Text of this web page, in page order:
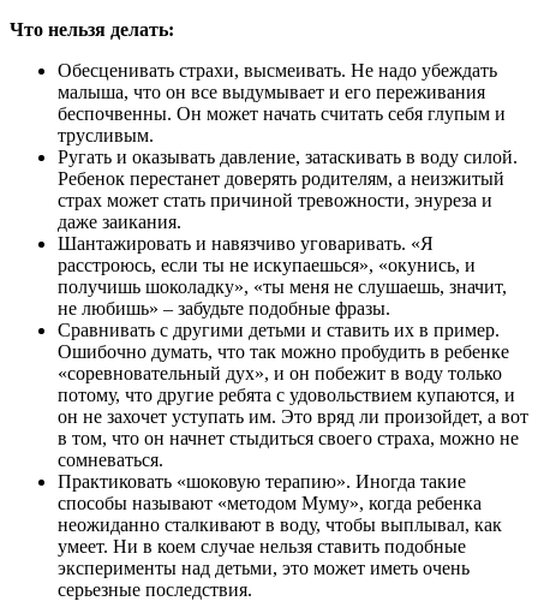
Что нельзя делать:
Обесценивать страхи, высмеивать. Не надо убеждать
малыша, что он все выдумывает и его переживания
беспочвенны. Он может начать считать себя глупым и
трусливым.
Ругать и оказывать давление, затаскивать в воду силой.
Ребенок перестанет доверять родителям, а неизжитый
страх может стать причиной тревожности, энуреза и
даже заикания.
Шантажировать и навязчиво уговаривать. «Я
расстроюсь, если ты не искупаешься», «окунись, и
получишь шоколадку», «ты меня не слушаешь, значит,
не любишь» – забудьте подобные фразы.
Сравнивать с другими детьми и ставить их в пример.
Ошибочно думать, что так можно пробудить в ребенке
«соревновательный дух», и он побежит в воду только
потому, что другие ребята с удовольствием купаются, и
он не захочет уступать им. Это вряд ли произойдет, а вот
в том, что он начнет стыдиться своего страха, можно не
сомневаться.
Практиковать «шоковую терапию». Иногда такие
способы называют «методом Муму», когда ребенка
неожиданно сталкивают в воду, чтобы выплывал, как
умеет. Ни в коем случае нельзя ставить подобные
эксперименты над детьми, это может иметь очень
серьезные последствия.